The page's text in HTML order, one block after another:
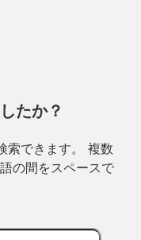
たか？
索できます。 複数
の間をスペースで